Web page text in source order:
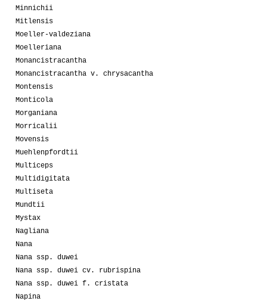
Minnichii
Mitlensis
Moeller-valdeziana
Moelleriana
Monancistracantha
Monancistracantha v. chrysacantha
Montensis
Monticola
Morganiana
Morricalii
Movensis
Muehlenpfordtii
Multiceps
Multidigitata
Multiseta
Mundtii
Mystax
Nagliana
Nana
Nana ssp. duwei
Nana ssp. duwei cv. rubrispina
Nana ssp. duwei f. cristata
Napina